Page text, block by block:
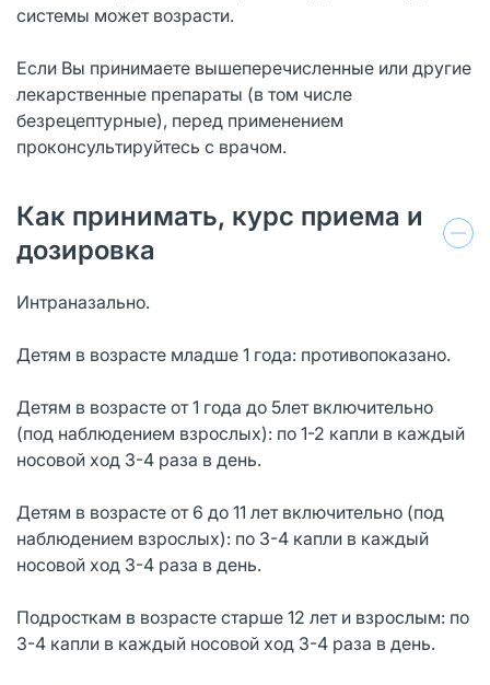
системы может возрасти.
Если Вы принимаете вышеперечисленные или другие
лекарственные препараты (в том числе
безрецептурные), перед применением
проконсультируйтесь с врачом.
Как принимать, курс приема и
дозировка
Интраназально.
Детям в возрасте младше 1 года: противопоказано.
Детям в возрасте от 1 года до 5лет включительно
(под наблюдением взрослых): по 1-2 капли в каждый
носовой ход 3-4 раза в день.
Детям в возрасте от 6 до 11 лет включительно (под
наблюдением взрослых): по 3-4 капли в каждый
носовой ход 3-4 раза в день.
Подросткам в возрасте старше 12 лет и взрослым: по
3-4 капли в каждый носовой ход 3-4 раза в день.